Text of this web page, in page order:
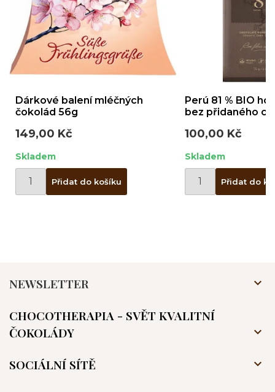
Dárkové balení mléčných
čokolád 56g
149,00 Kč
Skladem
Přidat do košíku
Perú 81 % BIO
bez přidaného
100,00 Kč
Skladem
Přidat do
NEWSLETTER 
CHOCOTHERAPIA - SVĚT KVALITNÍ
ČOKOLÁDY

SOCIÁLNÍ SÍTĚ 